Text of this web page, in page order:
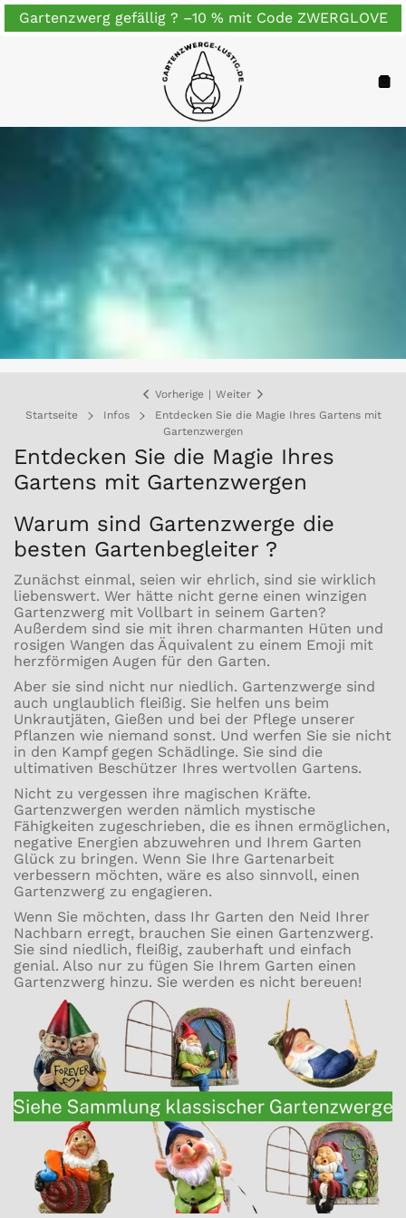
Zum
InhaltGartenzwerg gefällig ? –10 % mit Code ZWERGLOVE
Startseite Infos
Entdecken Sie die Magie Ihres Gartens mit
Gartenzwergen
Vorherige Weiter
Entdecken Sie die Magie Ihres
Gartens mit Gartenzwergen
Warum sind Gartenzwerge die
besten Gartenbegleiter ?
Zunächst einmal, seien wir ehrlich, sind sie wirklich
liebenswert. Wer hätte nicht gerne einen winzigen
Gartenzwerg mit Vollbart in seinem Garten?
Außerdem sind sie mit ihren charmanten Hüten und
rosigen Wangen das Äquivalent zu einem Emoji mit
herzförmigen Augen für den Garten.
Aber sie sind nicht nur niedlich. Gartenzwerge sind
auch unglaublich fleißig. Sie helfen uns beim
Unkrautjäten, Gießen und bei der Pflege unserer
Pflanzen wie niemand sonst. Und werfen Sie sie nicht
in den Kampf gegen Schädlinge. Sie sind die
ultimativen Beschützer Ihres wertvollen Gartens.
Nicht zu vergessen ihre magischen Kräfte.
Gartenzwergen werden nämlich mystische
Fähigkeiten zugeschrieben, die es ihnen ermöglichen,
negative Energien abzuwehren und Ihrem Garten
Glück zu bringen. Wenn Sie Ihre Gartenarbeit
verbessern möchten, wäre es also sinnvoll, einen
Gartenzwerg zu engagieren.
Wenn Sie möchten, dass Ihr Garten den Neid Ihrer
Nachbarn erregt, brauchen Sie einen Gartenzwerg.
Sie sind niedlich, fleißig, zauberhaft und einfach
genial. Also nur zu fügen Sie Ihrem Garten einen
Gartenzwerg hinzu. Sie werden es nicht bereuen!